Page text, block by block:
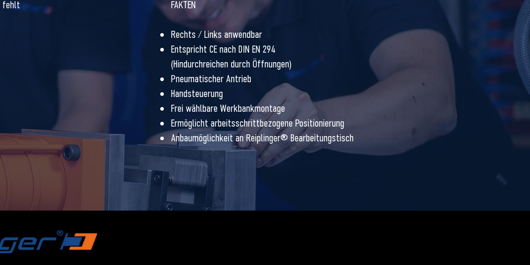
fehlt FAKTEN
Rechts / Links anwendbar
Entspricht CE nach DIN EN 294
(Hindurchreichen durch Öffnungen)
Pneumatischer Antrieb
Handsteuerung
Frei wählbare Werkbankmontage
Ermöglicht arbeitsschrittbezogene Positionierung
Anbaumöglichkeit an Reiplinger® Bearbeitungstisch